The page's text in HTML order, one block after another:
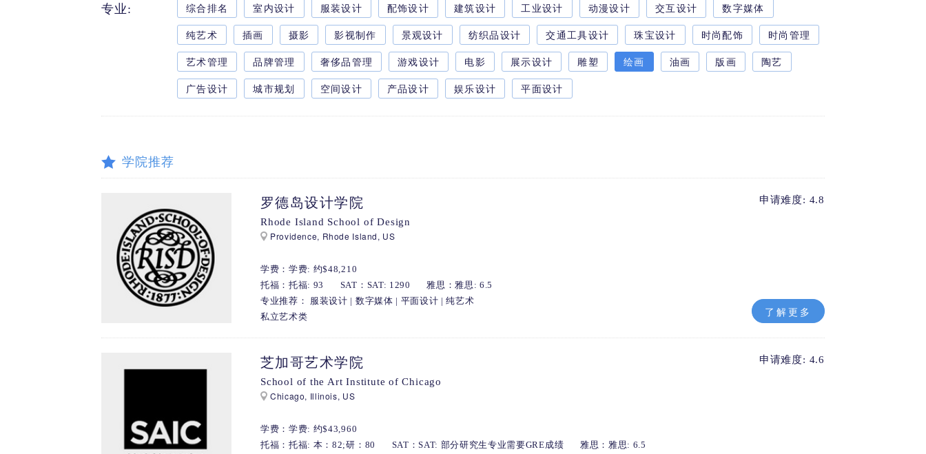
专业: 综合排名 室内设计 服装设计 配饰设计 建筑设计 工业设计 动漫设计 交互设计
数字媒体
纯艺术
插画 摄影 影视制作 景观设计 纺织品设计 交通工具设计 珠宝设计 时尚配饰
时尚管理
艺术管理
品牌管理 奢侈品管理 游戏设计 电影 展示设计 雕塑 绘画 油画 版画
陶艺
广告设计
城市规划 空间设计 产品设计 娱乐设计 平面设计
学院推荐
罗德岛设计学院
Rhode Island School of Design
Providence, Rhode Island, US
学费：学费: 约$48,210
托福：托福: 93
SAT：SAT: 1290
雅思：雅思: 6.5
专业推荐： 服装设计 | 数字媒体 | 平面设计 | 纯艺术
私立艺术类
申请难度: 4.8
了解更多
芝加哥艺术学院
School of the Art Institute of Chicago
Chicago, Illinois, US
学费：学费: 约$43,960
托福：托福: 本：82;研：80
SAT：SAT: 部分研究生专业需要GRE成绩
雅思：雅思: 6.5
申请难度: 4.6